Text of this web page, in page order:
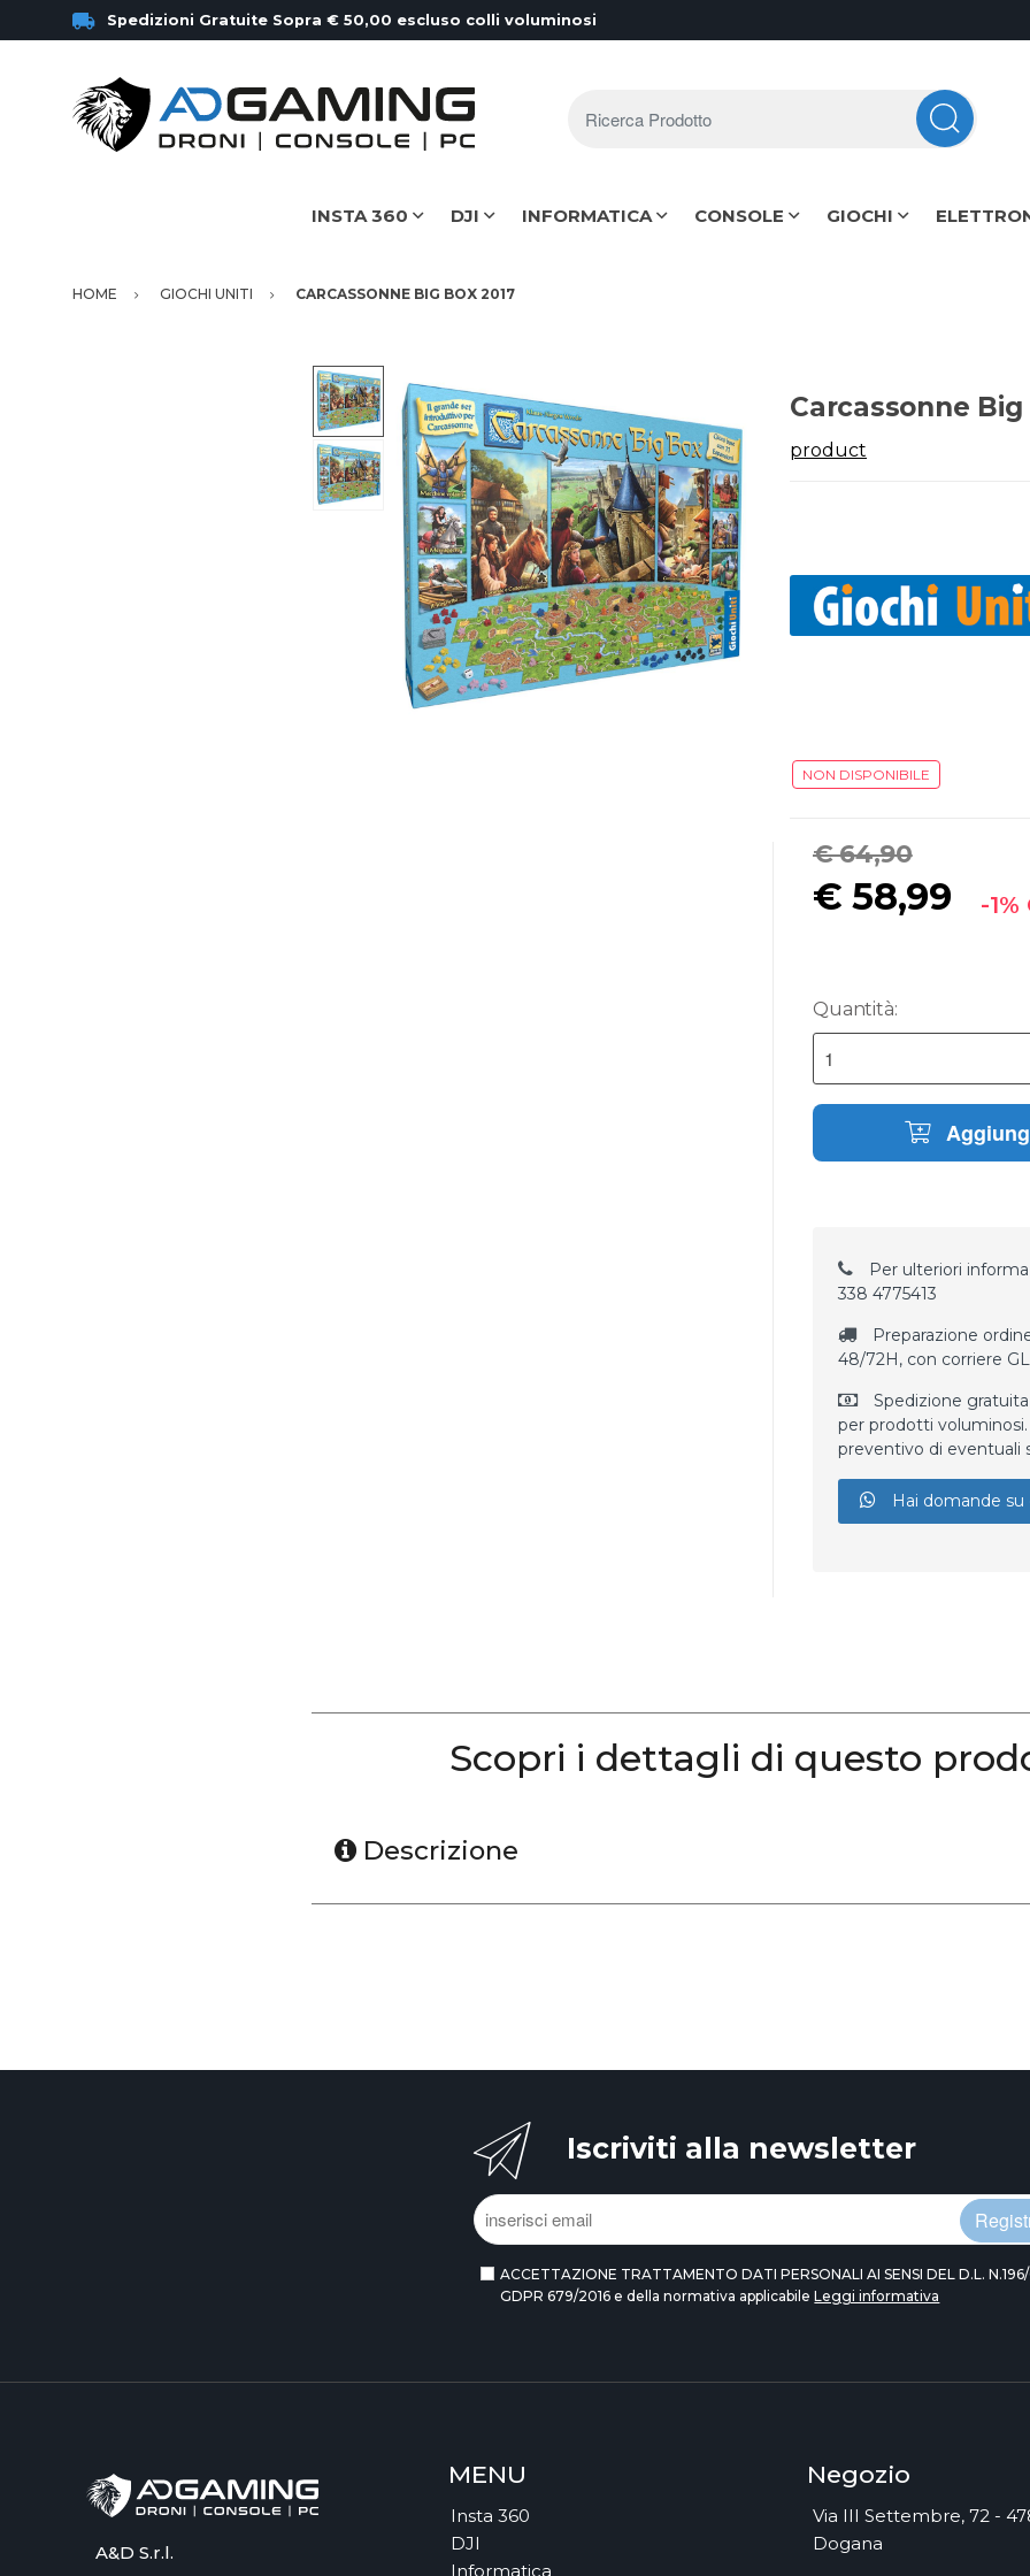
Spedizioni Gratuite Sopra € 50,00 escluso colli voluminosi
INSTA 360 DJI INFORMATICA CONSOLE GIOCHI
HOME GIOCHI UNITI CARCASSONNE BIG BOX 2017
Carcassonne Big
product
NON DISPONIBILE
€ 64,90
€58,99 -1%
Quantità:
Per ulteriori
338 4775413
Preparazione
48/72H, con corriere
Spedizione
per prodotti
preventivo di eventuali
Hai domande
Scopri i dettagli di questo
Descrizione
Iscriviti alla newsletter
ACCETTAZIONE TRATTAMENTO DATI PERSONALI AI SENSI DEL D.L.
GDPR 679/2016 e della normativa applicabileLeggi informativa
A&D S.r.l.
MENU
Insta 360
DJI
Informatica
Negozio
Via III Settembre, 72 -
Dogana